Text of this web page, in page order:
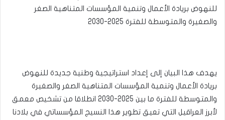
للنهوض بريادة الأعمال وتنمية المؤسسات المتناهية الصغر
والصغيرة والمتوسطة للفترة 2025-2030
يهدف هذا البيان إلى إعداد استراتيجية وطنية جديدة للنهوض
بريادة الأعمال وتنمية المؤسسات المتناهية الصغر والصغيرة
والمتوسطة للفترة ما بين 2025-2030 انطلاقا من تشخيص معمق
لأبرز العراقيل التي تعيق تطوير هذا النسيج المؤسساتي في بلادنا